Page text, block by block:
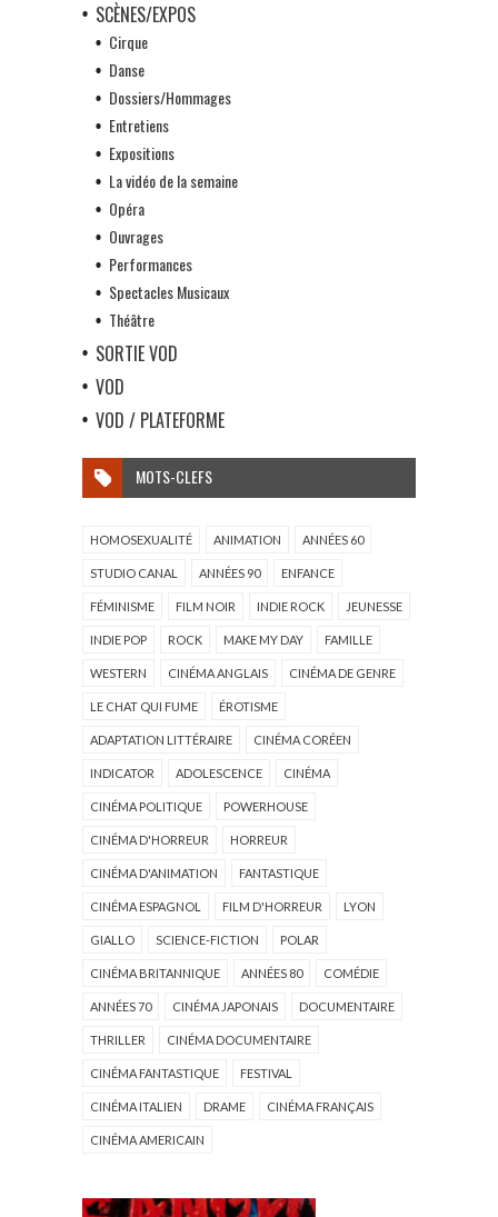
SCÈNES/EXPOS
Cirque
Danse
Dossiers/Hommages
Entretiens
Expositions
La vidéo de la semaine
Opéra
Ouvrages
Performances
Spectacles Musicaux
Théâtre
SORTIE VOD
VOD
VOD / PLATEFORME
MOTS-CLEFS
HOMOSEXUALITÉ ANIMATION ANNÉES 60
STUDIO CANAL ANNÉES 90 ENFANCE
FÉMINISME FILM NOIR INDIE ROCK JEUNESSE
INDIE POP ROCK MAKE MY DAY FAMILLE
WESTERN CINÉMA ANGLAIS CINÉMA DE GENRE
LE CHAT QUI FUME ÉROTISME
ADAPTATION LITTÉRAIRE CINÉMA CORÉEN
INDICATOR ADOLESCENCE CINÉMA
CINÉMA POLITIQUE POWERHOUSE
CINÉMA D'HORREUR HORREUR
CINÉMA D'ANIMATION FANTASTIQUE
CINÉMA ESPAGNOL FILM D'HORREUR LYON
GIALLO SCIENCE-FICTION POLAR
CINÉMA BRITANNIQUE ANNÉES 80 COMÉDIE
ANNÉES 70 CINÉMA JAPONAIS DOCUMENTAIRE
THRILLER CINÉMA DOCUMENTAIRE
CINÉMA FANTASTIQUE FESTIVAL
CINÉMA ITALIEN DRAME CINÉMA FRANÇAIS
CINÉMA AMERICAIN